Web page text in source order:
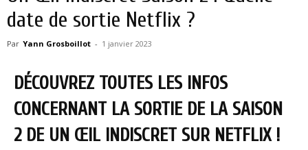
date de sortie Netflix ?
Par Yann Grosboillot - 1 janvier 2023
DÉCOUVREZ TOUTES LES INFOS
CONCERNANT LA SORTIE DE LA SAISON
2 DE UN ŒIL INDISCRET SUR NETFLIX !